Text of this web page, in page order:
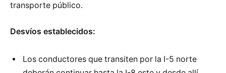
transporte público.
Desvíos establecidos:
Los conductores que transiten por la I-5 norte